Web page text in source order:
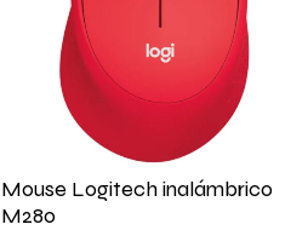
Mouse Logitech inalámbrico
M280